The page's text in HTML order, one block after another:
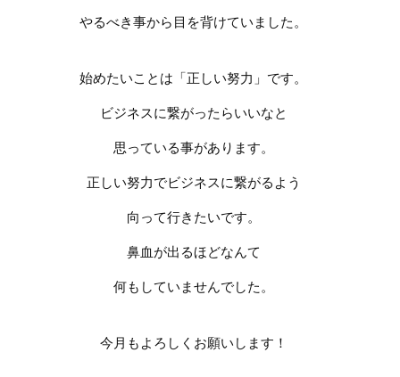
やるべき事から目を背けていました。
始めたいことは「正しい努力」です。
ビジネスに繋がったらいいなと
思っている事があります。
正しい努力でビジネスに繋がるよう
向って行きたいです。
鼻血が出るほどなんて
何もしていませんでした。
今月もよろしくお願いします！